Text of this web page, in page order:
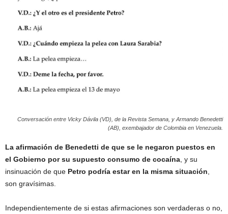
Conversación entre Vicky Dávila (VD), de la Revista Semana, y Armando Benedetti
(AB), exembajador de Colombia en Venezuela.
La afirmación de Benedetti de que se le negaron puestos en
el Gobierno por su supuesto consumo de cocaína , y su
insinuación de que Petro podría estar en la misma situación
son gravísimas.
Independientemente de si estas afirmaciones son verdaderas o no,